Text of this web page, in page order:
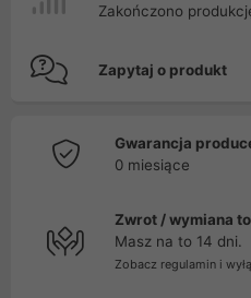
Zakończono
Zapytaj o produkt
Gwarancja
0 miesiące
Zwrot / wymiana
Masz na to 14 dni.
Zobacz regulamin i